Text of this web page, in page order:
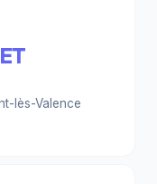
lès-Valence